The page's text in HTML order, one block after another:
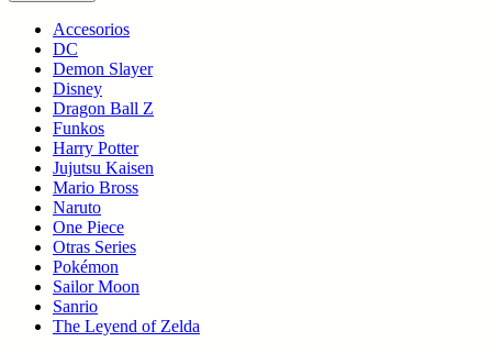
Accesorios
DC
Demon Slayer
Disney
Dragon Ball Z
Funkos
Harry Potter
Jujutsu Kaisen
Mario Bross
Naruto
One Piece
Otras Series
Pokémon
Sailor Moon
Sanrio
The Leyend of Zelda